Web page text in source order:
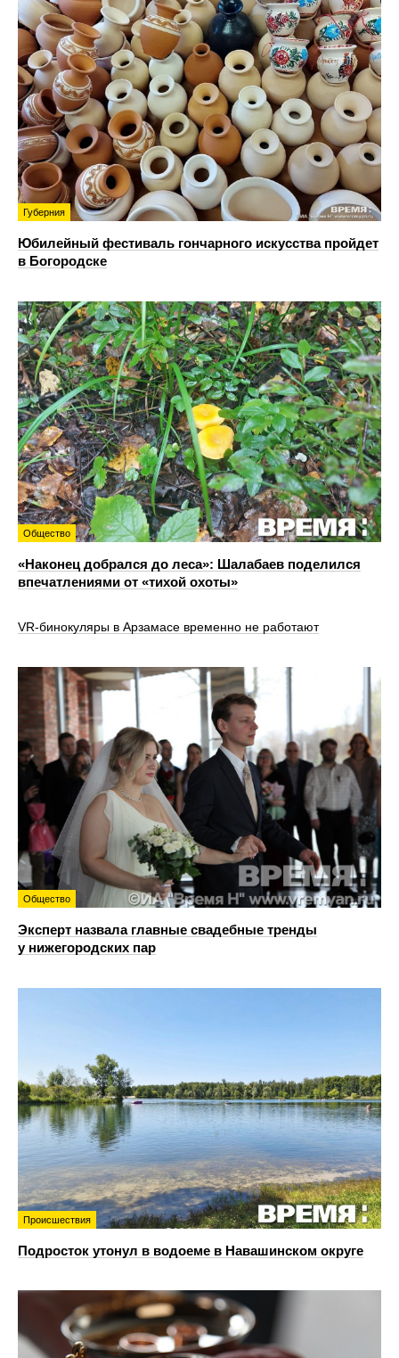
Губерния
Юбилейный фестиваль гончарного искусства пройдет
в Богородске
Общество
«Наконец добрался до леса»: Шалабаев поделился
впечатлениями от «тихой охоты»
VR‑бинокуляры в Арзамасе временно не работают
Общество
Эксперт назвала главные свадебные тренды
у нижегородских пар
Происшествия
Подросток утонул в водоеме в Навашинском округе